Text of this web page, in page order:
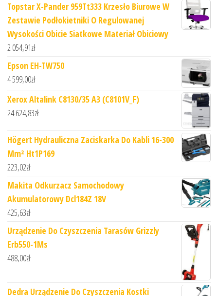
Topstar X-Pander 959Tt333 Krzesło Biurowe W
Zestawie Podłokietniki O Regulowanej
Wysokości Obicie Siatkowe Materiał Obiciowy
2 054,91zł
Epson EH-TW750
4 599,00zł
Xerox Altalink C8130/35 A3 (C8101V_F)
24 624,83zł
Högert Hydrauliczna Zaciskarka Do Kabli 16-300
Mm² Ht1P169
223,02zł
Makita Odkurzacz Samochodowy
Akumulatorowy Dcl184Z 18V
425,63zł
Urządzenie Do Czyszczenia Tarasów Grizzly
Erb550-1Ms
488,00zł
Dedra Urządzenie Do Czyszczenia Kostki